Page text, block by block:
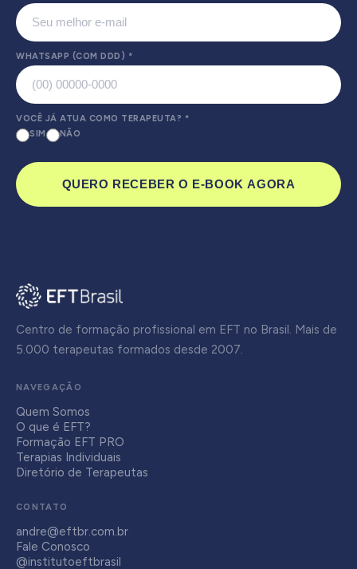
WHATSAPP (COM DDD) *
VOCÊ JÁ ATUA COMO TERAPEUTA? *
SIM
NÃO
QUERO RECEBER O E-BOOK AGORA
Centro de formação profissional em EFT no Brasil. Mais de
5.000 terapeutas formados desde 2007.
NAVEGAÇÃO
Quem Somos
O que é EFT?
Formação EFT PRO
Terapias Individuais
Diretório de Terapeutas
CONTATO
andre@eftbr.com.br
Fale Conosco
@institutoeftbrasil